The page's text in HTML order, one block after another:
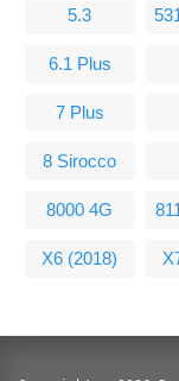
5.3
6.1 Plus
7 Plus
8 Sirocco
8000 4G
X6 (2018)